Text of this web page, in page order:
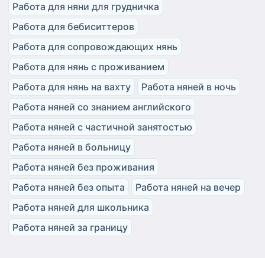
Работа для няни для грудничка
Работа для бебиситтеров
Работа для сопровождающих нянь
Работа для нянь с проживанием
Работа для нянь на вахту
Работа няней в ночь
Работа няней со знанием английского
Работа няней с частичной занятостью
Работа няней в больницу
Работа няней без проживания
Работа няней без опыта
Работа няней на вечер
Работа няней для школьника
Работа няней за границу